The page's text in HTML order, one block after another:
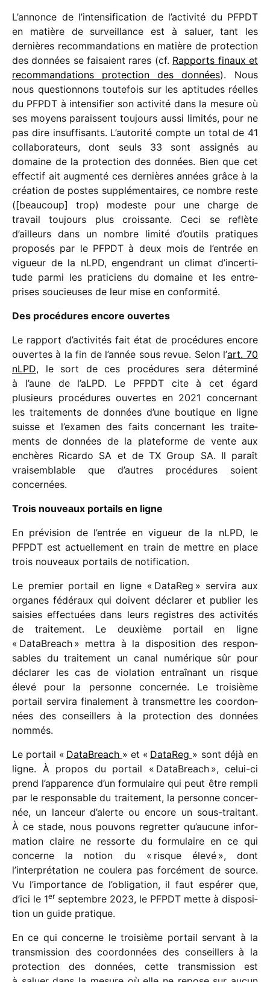
L’annonce de l’intensification de l’activité du PFPDT
en matière de surveillance est à saluer, tant les
dernières recom­man­da­tions en matière de protec­tion
des données se faisaient rares (cf. Rapports finaux et
recom­man­da­tions protec­tion des données). Nous
nous ques­tion­nons toute­fois sur les apti­tudes réelles
du PFPDT à inten­si­fier son acti­vité dans la mesure où
ses moyens paraissent toujours aussi limi­tés, pour ne
pas dire insuf­fi­sants. L’autorité compte un total de 41
colla­bo­ra­teurs, dont seuls 33 sont assi­gnés au
domaine de la protec­tion des données. Bien que cet
effec­tif ait augmenté ces dernières années grâce à la
créa­tion de postes supplé­men­taires, ce nombre reste
([beau­coup] trop) modeste pour une charge de
travail toujours plus crois­sante. Ceci se reflète
d’ailleurs dans un nombre limité d’ou­tils pratiques
propo­sés par le PFPDT à deux mois de l’entrée en
vigueur de la nLPD, engen­drant un climat d’in­cer­ti­
tude parmi les prati­ciens du domaine et les entre­
prises soucieuses de leur mise en conformité.
Des procé­dures encore ouvertes
Le rapport d’activités fait état de procé­dures encore
ouvertes à la fin de l’année sous revue. Selon l’art. 70
nLPD, le sort de ces procé­dures sera déter­miné
à l’aune de l’aLPD. Le PFPDT cite à cet égard
plusieurs procé­dures ouvertes en 2021 concer­nant
les trai­te­ments de données d’une boutique en ligne
suisse et l’examen des faits concer­nant les trai­te­
ments de données de la plate­forme de vente aux
enchères Ricardo SA et de TX Group SA. Il paraît
vrai­sem­blable que d’autres procé­dures soient
concernées.
Trois nouveaux portails en ligne
En prévi­sion de l’entrée en vigueur de la nLPD, le
PFPDT est actuel­le­ment en train de mettre en place
trois nouveaux portails de notification.
Le premier portail en ligne « DataReg » servira aux
organes fédé­raux qui doivent décla­rer et publier les
saisies effec­tuées dans leurs registres des acti­vi­tés
de trai­te­ment. Le deuxième portail en ligne
« DataBreach » mettra à la dispo­si­tion des respon­
sables du trai­te­ment un canal numé­rique sûr pour
décla­rer les cas de viola­tion entraî­nant un risque
élevé pour la personne concer­née. Le troi­sième
portail servira fina­le­ment à trans­mettre les coor­don­
nées des conseillers à la protec­tion des données
nommés.
Le portail « DataBreach » et « DataReg » sont déjà en
ligne. À propos du portail « DataBreach », celui-ci
prend l’apparence d’un formu­laire qui peut être rempli
par le respon­sable du trai­te­ment, la personne concer­
née, un lanceur d’alerte ou encore un sous-trai­tant.
À ce stade, nous pouvons regret­ter qu’aucune infor­
ma­tion claire ne ressorte du formu­laire en ce qui
concerne la notion du « risque élevé », dont
l’interprétation ne coulera pas forcé­ment de source.
Vu l’importance de l’obligation, il faut espé­rer que,
d’ici le 1erseptembre 2023, le PFPDT mette à dispo­si­
tion un guide pratique.
En ce qui concerne le troi­sième portail servant à la
trans­mis­sion des coor­don­nées des conseillers à la
protec­tion des données, cette trans­mis­sion est